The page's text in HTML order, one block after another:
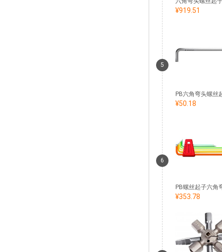
5
6
¥919.51
¥50.18
¥353.78